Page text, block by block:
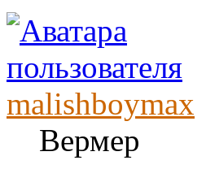
malishboymax
Вермер